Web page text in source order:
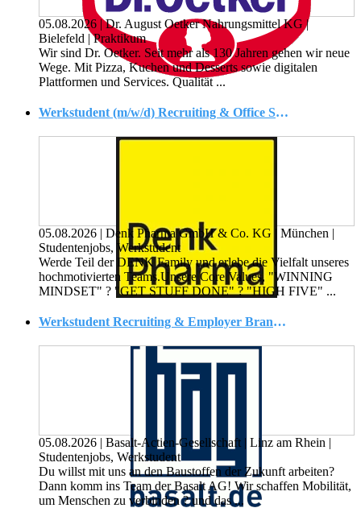
05.08.2026 | Dr. August Oetker Nahrungsmittel KG|
Bielefeld | Praktikum
Wir sind Dr. Oetker. Seit mehr als 130 Jahren gehen wir neue
Wege. Mit Pizza, Kuchen und Desserts sowie digitalen
Plattformen und Services. Qualität ...
Werkstudent (m/w/d) Recruiting & Office Services
05.08.2026 | Denk Pharma GmbH & Co. KG München |
Studentenjobs, Werkstudent
Werde Teil der DENK Family und erlebe die Vielfalt unseres
hochmotivierten Teams.Unsere Core Values, "WINNING
MINDSET" ? "GET STUFF DONE" ? "HIGH FIVE" ...
Werkstudent Recruiting & Employer Branding (m/w/d)
05.08.2026 | Basalt-Actien-Gesellschaft | Linz am Rhein |
Studentenjobs, Werkstudent
Du willst mit uns an den Baustoffen der Zukunft arbeiten?
Dann komm ins Team der Basalt AG! Wir schaffen Mobilität,
um Menschen zu verbinden ? und das ...